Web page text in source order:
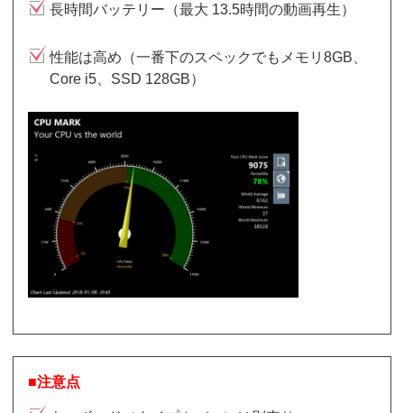
長時間バッテリー（最大 13.5時間の動画再生）
性能は高め（一番下のスペックでもメモリ8GB、
Core i5、SSD 128GB）
■注意点